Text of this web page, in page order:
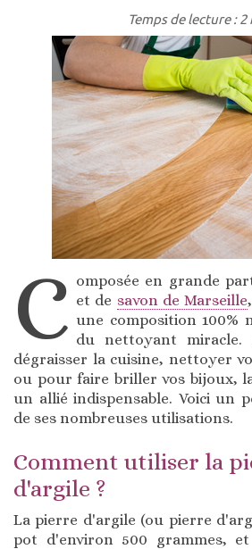
Temps de lecture : 2
C omposée en grande
et de savon de Marseille
une composition
du nettoyant
dégraisser la cuisine, nettoyer
ou pour faire briller vos bijoux,
un allié indispensable. Voici un
de ses nombreuses utilisations.
Comment utiliser la
d'argile ?
La pierre d'argile (ou pierre
pot d'environ 500 grammes,